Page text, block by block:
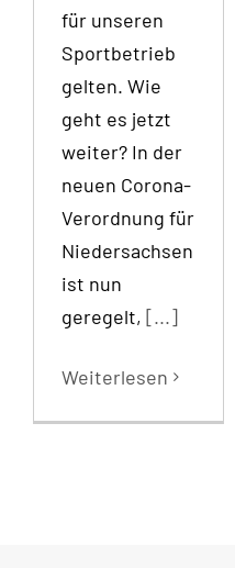
für unseren
Sportbetrieb
gelten. Wie
geht es jetzt
weiter? In der
neuen Corona-
Verordnung für
Niedersachsen
ist nun
geregelt, [...]
Weiterlesen